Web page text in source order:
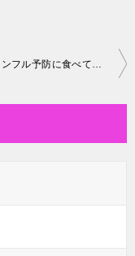
風邪・インフル予防に食べておきたい白ネギ使いきりレシピ